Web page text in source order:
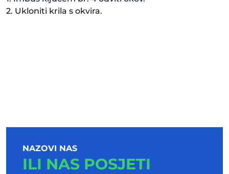
2. Ukloniti krila s okvira.
NAZOVI NAS
ILI NAS POSJETI